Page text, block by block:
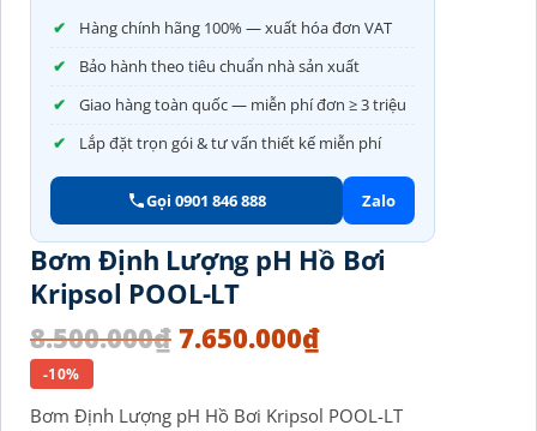
Hàng chính hãng 100% — xuất hóa đơn VAT
Bảo hành theo tiêu chuẩn nhà sản xuất
Giao hàng toàn quốc — miễn phí đơn ≥ 3 triệu
Lắp đặt trọn gói & tư vấn thiết kế miễn phí
Gọi 0901 846 888 Zalo
Bơm Định Lượng pH Hồ Bơi
Kripsol POOL-LT
8.500.000₫ 7.650.000₫
-10%
Bơm Định Lượng pH Hồ Bơi Kripsol POOL-LT